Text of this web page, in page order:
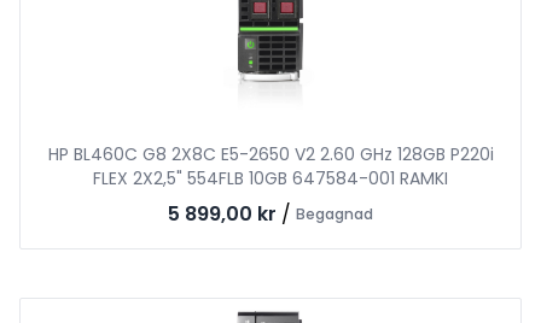
HP BL460C G8 2X8C E5-2650 V2 2.60 GHz 128GB P220i
FLEX 2X2,5" 554FLB 10GB 647584-001 RAMKI
5 899,00 kr / Begagnad